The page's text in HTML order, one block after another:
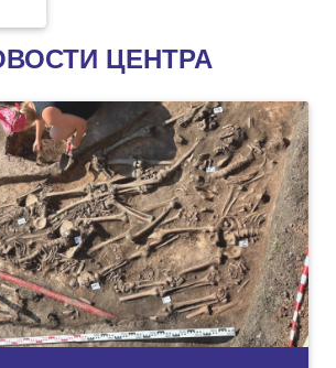
ЦЕНТРА